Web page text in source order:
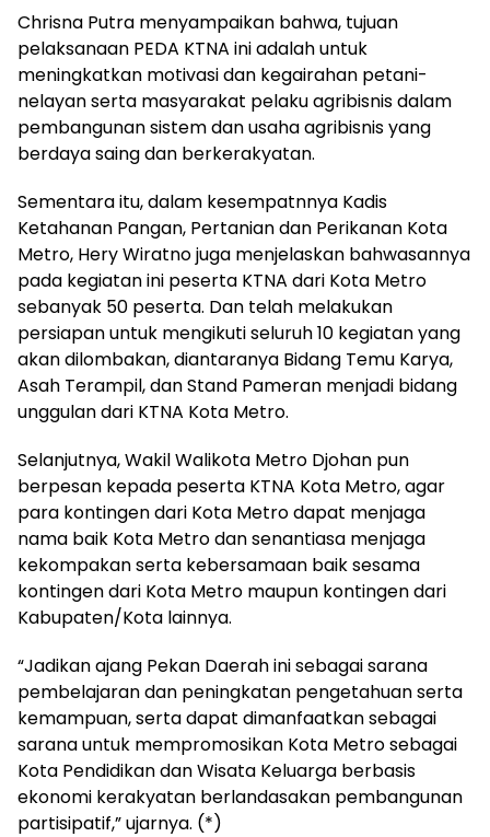
Chrisna Putra menyampaikan bahwa, tujuan
pelaksanaan PEDA KTNA ini adalah untuk
meningkatkan motivasi dan kegairahan petani-
nelayan serta masyarakat pelaku agribisnis dalam
pembangunan sistem dan usaha agribisnis yang
berdaya saing dan berkerakyatan.
Sementara itu, dalam kesempatnnya Kadis
Ketahanan Pangan, Pertanian dan Perikanan Kota
Metro, Hery Wiratno juga menjelaskan bahwasannya
pada kegiatan ini peserta KTNA dari Kota Metro
sebanyak 50 peserta. Dan telah melakukan
persiapan untuk mengikuti seluruh 10 kegiatan yang
akan dilombakan, diantaranya Bidang Temu Karya,
Asah Terampil, dan Stand Pameran menjadi bidang
unggulan dari KTNA Kota Metro.
Selanjutnya, Wakil Walikota Metro Djohan pun
berpesan kepada peserta KTNA Kota Metro, agar
para kontingen dari Kota Metro dapat menjaga
nama baik Kota Metro dan senantiasa menjaga
kekompakan serta kebersamaan baik sesama
kontingen dari Kota Metro maupun kontingen dari
Kabupaten/Kota lainnya.
“Jadikan ajang Pekan Daerah ini sebagai sarana
pembelajaran dan peningkatan pengetahuan serta
kemampuan, serta dapat dimanfaatkan sebagai
sarana untuk mempromosikan Kota Metro sebagai
Kota Pendidikan dan Wisata Keluarga berbasis
ekonomi kerakyatan berlandasakan pembangunan
partisipatif,” ujarnya. (*)